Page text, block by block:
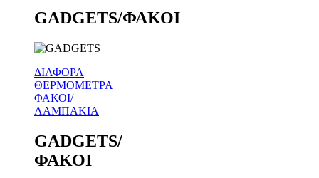
GADGETS/ΦΑΚΟΙ
ΔΙΑΦΟΡΑ
ΘΕΡΜΟΜΕΤΡΑ
ΦΑΚΟΙ/
ΛΑΜΠΑΚΙΑ
GADGETS/
ΦΑΚΟΙ